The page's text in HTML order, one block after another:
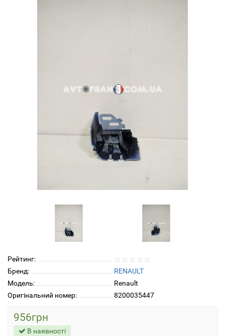
Рейтинг:
Бренд:
RENAULT
Модель:
Renault
Оригінальний номер:
8200035447
956грн
В наявності